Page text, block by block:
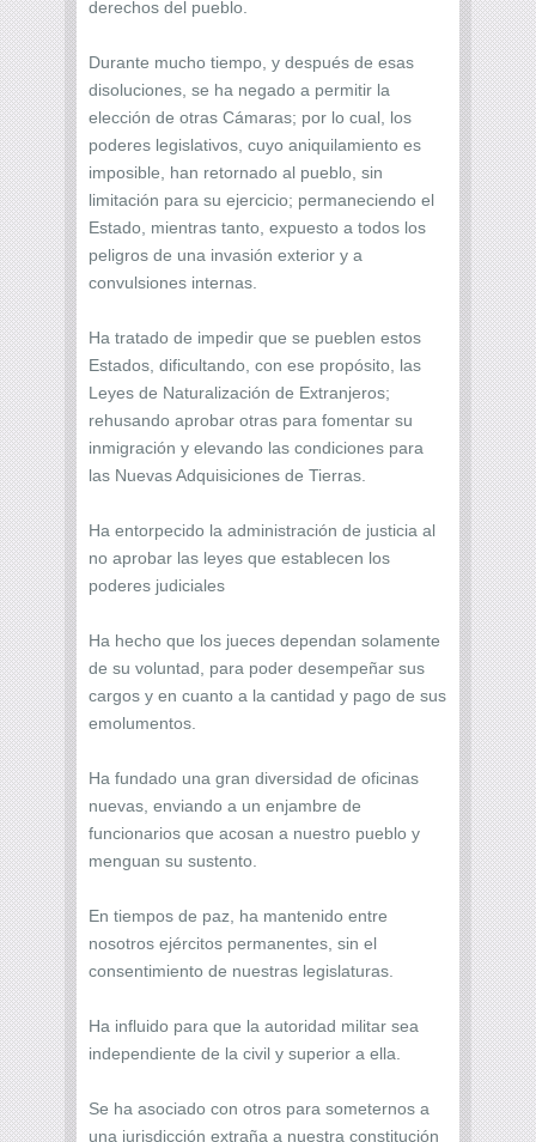
derechos del pueblo.
Durante mucho tiempo, y después de esas
disoluciones, se ha negado a permitir la
elección de otras Cámaras; por lo cual, los
poderes legislativos, cuyo aniquilamiento es
imposible, han retornado al pueblo, sin
limitación para su ejercicio; permaneciendo el
Estado, mientras tanto, expuesto a todos los
peligros de una invasión exterior y a
convulsiones internas.
Ha tratado de impedir que se pueblen estos
Estados, dificultando, con ese propósito, las
Leyes de Naturalización de Extranjeros;
rehusando aprobar otras para fomentar su
inmigración y elevando las condiciones para
las Nuevas Adquisiciones de Tierras.
Ha entorpecido la administración de justicia al
no aprobar las leyes que establecen los
poderes judiciales
Ha hecho que los jueces dependan solamente
de su voluntad, para poder desempeñar sus
cargos y en cuanto a la cantidad y pago de sus
emolumentos.
Ha fundado una gran diversidad de oficinas
nuevas, enviando a un enjambre de
funcionarios que acosan a nuestro pueblo y
menguan su sustento.
En tiempos de paz, ha mantenido entre
nosotros ejércitos permanentes, sin el
consentimiento de nuestras legislaturas.
Ha influido para que la autoridad militar sea
independiente de la civil y superior a ella.
Se ha asociado con otros para someternos a
una jurisdicción extraña a nuestra constitución